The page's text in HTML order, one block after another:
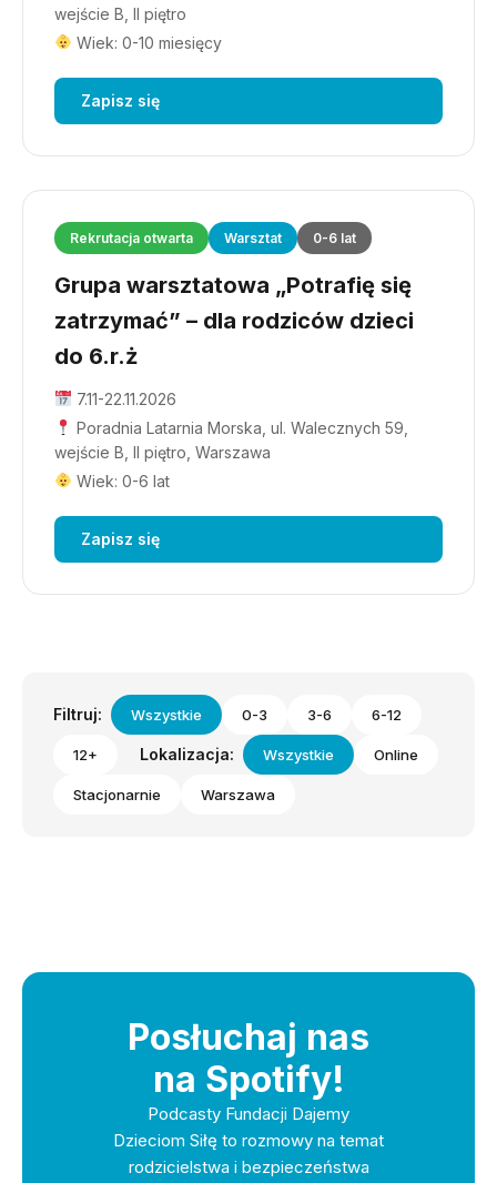
wejście B, II piętro
Wiek: 0-10 miesięcy
Zapisz się
Rekrutacja otwarta Warsztat 0-6 lat
Grupa warsztatowa „Potrafię się
zatrzymać” – dla rodziców dzieci
do 6.r.ż
7.11-22.11.2026
Poradnia Latarnia Morska, ul. Walecznych 59,
wejście B, II piętro, Warszawa
Wiek: 0-6 lat
Zapisz się
Filtruj: Wszystkie 0-3 3-6 6-12
12+ Lokalizacja: Wszystkie Online
Stacjonarnie Warszawa
Posłuchaj nas
na Spotify!
Podcasty Fundacji Dajemy
Dzieciom Siłę to rozmowy na temat
rodzicielstwa i bezpieczeństwa